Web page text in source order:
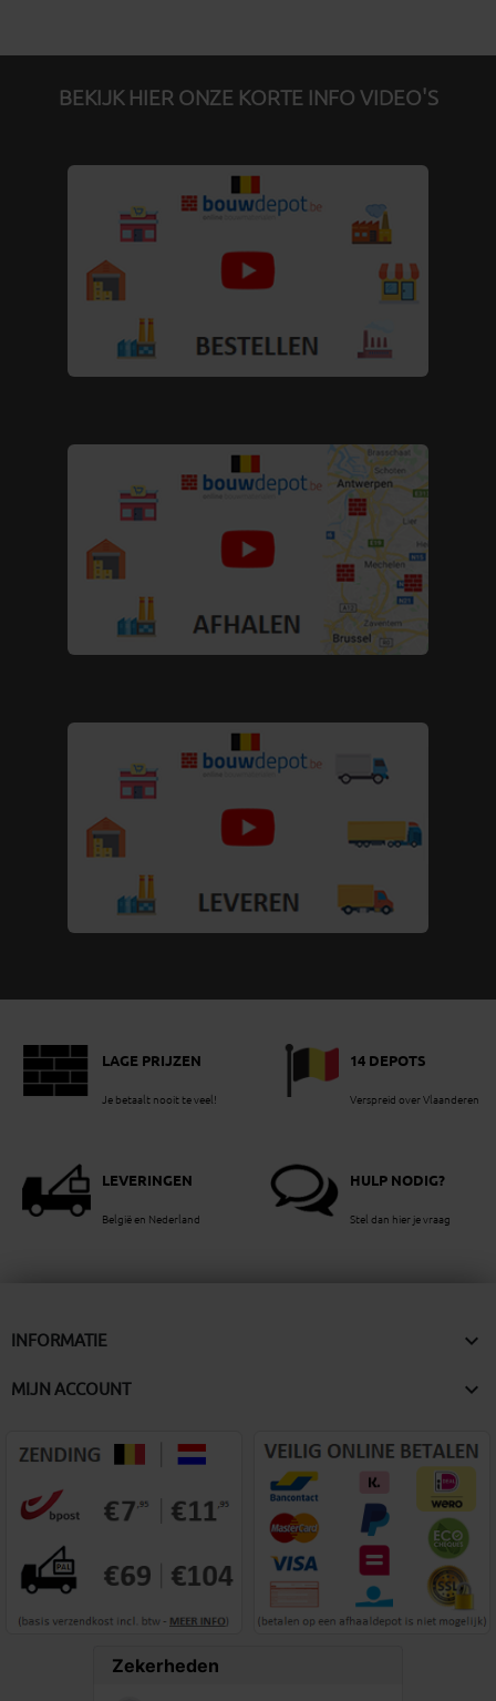
BEKIJK HIER ONZE KORTE INFO VIDEO'S
LAGE PRIJZEN
Je betaalt nooit te veel!
14 DEPOTS
Verspreid over Vlaanderen
LEVERINGEN
België en Nederland
HULP NODIG?
Stel dan hier je vraag
INFORMATIE 
MIJN ACCOUNT 